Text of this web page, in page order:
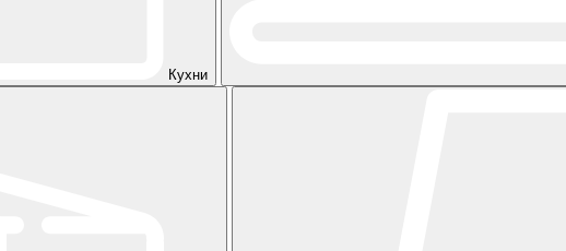
Кухни